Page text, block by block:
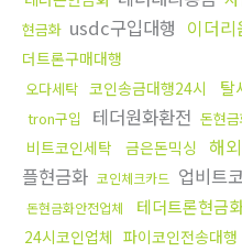
현금화 usdc구입대행 이더
더트론구매대행
오다세탁 코인송금대행24시 탈
tron구입 테더원화환전 돈현
비트코인세탁 금은돈믹싱 해
플현금화 코인체크카드 업비트
돈현금화안전업체 테더트론현금
24시코인업체 파이코인전송대행